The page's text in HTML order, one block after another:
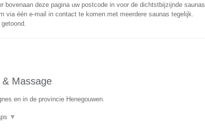
bovenaan deze pagina uw postcode in voor de dichtstbijzijnde saunas
via één e-mail in contact te komen met meerdere saunas tegelijk.
Massage
en in de provincie Henegouwen.
▼